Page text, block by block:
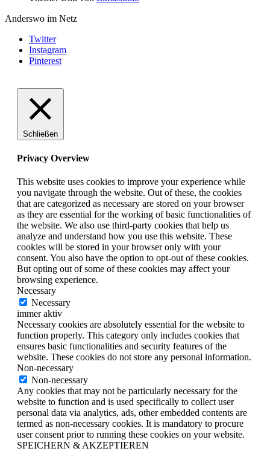
Anderswo im Netz
Twitter
Instagram
Pinterest
Schließen
Privacy Overview
This website uses cookies to improve your experience while
you navigate through the website. Out of these, the cookies
that are categorized as necessary are stored on your browser
as they are essential for the working of basic functionalities of
the website. We also use third-party cookies that help us
analyze and understand how you use this website. These
cookies will be stored in your browser only with your
consent. You also have the option to opt-out of these cookies.
But opting out of some of these cookies may affect your
browsing experience.
Necessary
Necessary
immer aktiv
Necessary cookies are absolutely essential for the website to
function properly. This category only includes cookies that
ensures basic functionalities and security features of the
website. These cookies do not store any personal information.
Non-necessary
Non-necessary
Any cookies that may not be particularly necessary for the
website to function and is used specifically to collect user
personal data via analytics, ads, other embedded contents are
termed as non-necessary cookies. It is mandatory to procure
user consent prior to running these cookies on your website.
SPEICHERN & AKZEPTIEREN